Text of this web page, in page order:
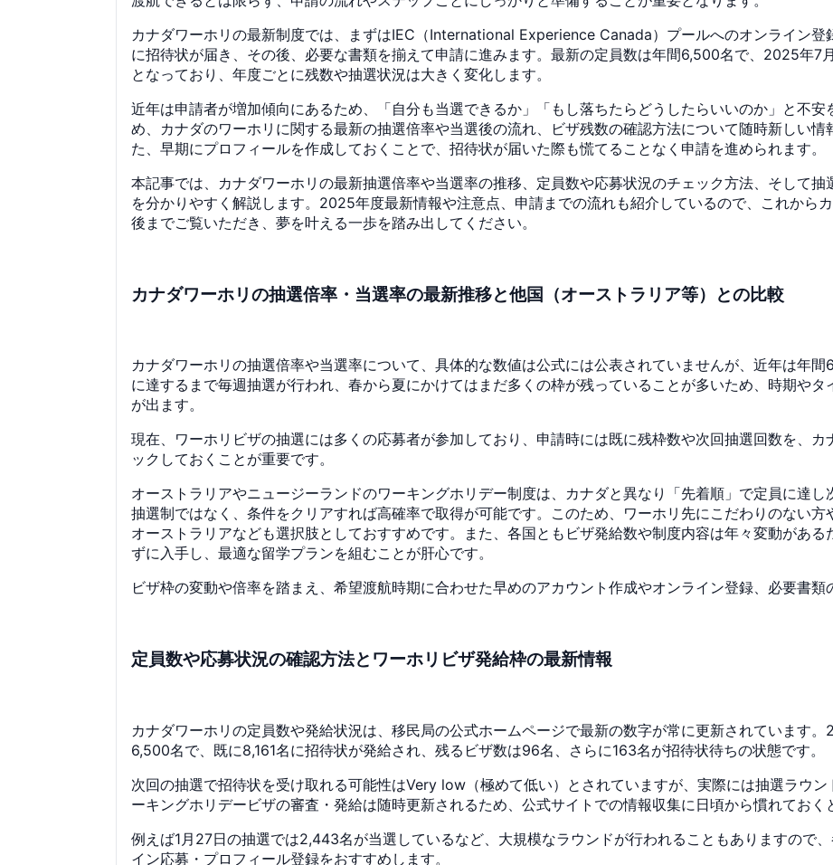
カナダワーホリの最新制度では、まずはIEC（International Experience Canada）プールへのオンライン登
に招待状が届き、その後、必要な書類を揃えて申請に進みます。最新の定員数は年間6,500名で、2025年7
となっており、年度ごとに残数や抽選状況は大きく変化します。
近年は申請者が増加傾向にあるため、「自分も当選できるか」「もし落ちたらどうしたらいいのか」と不安
め、カナダのワーホリに関する最新の抽選倍率や当選後の流れ、ビザ残数の確認方法について随時新しい情
た、早期にプロフィールを作成しておくことで、招待状が届いた際も慌てることなく申請を進められます。
本記事では、カナダワーホリの最新抽選倍率や当選率の推移、定員数や応募状況のチェック方法、そして
を分かりやすく解説します。2025年度最新情報や注意点、申請までの流れも紹介しているので、これから
後までご覧いただき、夢を叶える一歩を踏み出してください。
カナダワーホリの抽選倍率・当選率の最新推移と他国（オーストラリア等）との比較
カナダワーホリの抽選倍率や当選率について、具体的な数値は公式には公表されていませんが、近年は年
に達するまで毎週抽選が行われ、春から夏にかけてはまだ多くの枠が残っていることが多いため、時期や
が出ます。
現在、ワーホリビザの抽選には多くの応募者が参加しており、申請時には既に残枠数や次回抽選回数を、
ックしておくことが重要です。
オーストラリアやニュージーランドのワーキングホリデー制度は、カナダと異なり「先着順」で定員に達
抽選制ではなく、条件をクリアすれば高確率で取得が可能です。このため、ワーホリ先にこだわりのない
オーストラリアなども選択肢としておすすめです。また、各国ともビザ発給数や制度内容は年々変動があ
ずに入手し、最適な留学プランを組むことが肝心です。
ビザ枠の変動や倍率を踏まえ、希望渡航時期に合わせた早めのアカウント作成やオンライン登録、必要書類
定員数や応募状況の確認方法とワーホリビザ発給枠の最新情報
カナダワーホリの定員数や発給状況は、移民局の公式ホームページで最新の数字が常に更新されています
6,500名で、既に8,161名に招待状が発給され、残るビザ数は96名、さらに163名が招待状待ちの状態です。
次回の抽選で招待状を受け取れる可能性はVery low（極めて低い）とされていますが、実際には抽選ラウ
ーキングホリデービザの審査・発給は随時更新されるため、公式サイトでの情報収集に日頃から慣れておく
例えば1月27日の抽選では2,443名が当選しているなど、大規模なラウンドが行われることもありますので
イン応募・プロフィール登録をおすすめします。